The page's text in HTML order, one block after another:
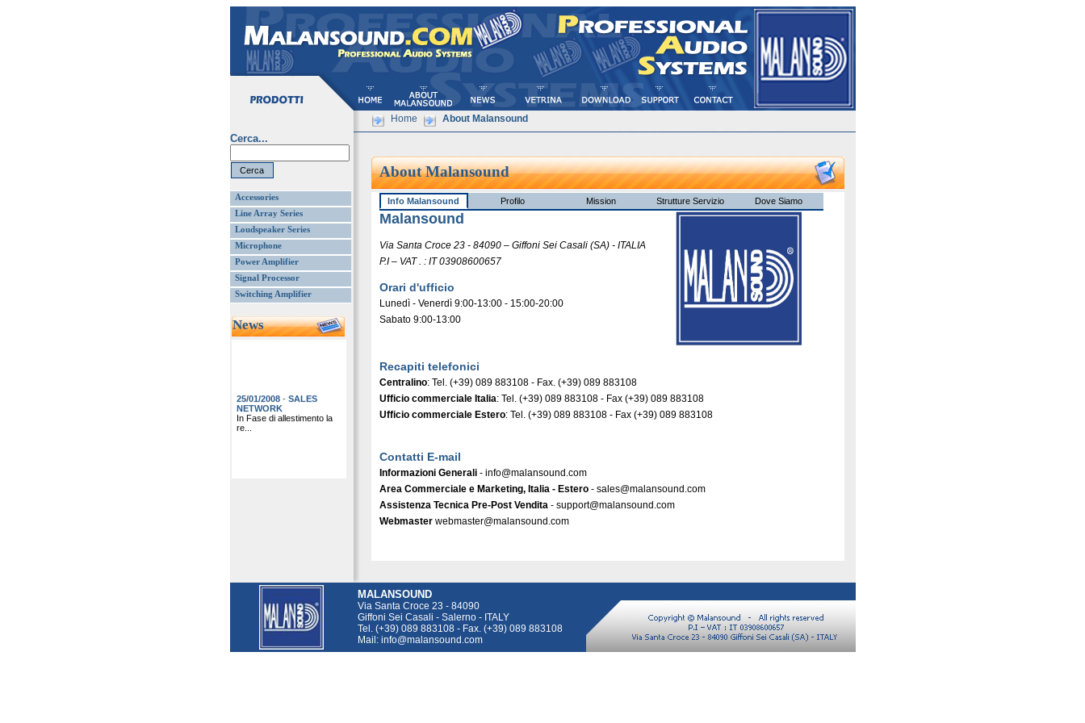
Home About Malansound
Cerca...
Accessories
Line Array Series
Loudspeaker Series
Microphone
Power Amplifier
Signal Processor
Switching Amplifier
News
25/01/2008- SALES
NETWORK
In Fase di allestimento la
re...
About Malansound
Malansound
Via Santa Croce 23 - 84090 – Giffoni Sei Casali (SA) - ITALIA
P.I – VAT . : IT 03908600657
Orari d'ufficio
Lunedì - Venerdì 9:00-13:00 - 15:00-20:00
Sabato 9:00-13:00
Recapiti telefonici
Centralino: Tel. (+39) 089 883108 - Fax. (+39) 089 883108
Ufficio commerciale Italia: Tel. (+39) 089 883108 - Fax (+39) 089 883108
Ufficio commerciale Estero: Tel. (+39) 089 883108 - Fax (+39) 089 883108
Contatti E-mail
Informazioni Generali- info@malansound.com
Area Commerciale e Marketing, Italia - Estero- sales@malansound.com
Assistenza Tecnica Pre-Post Vendita- support@malansound.com
Webmasterwebmaster@malansound.com
MALANSOUND
Via Santa Croce 23 - 84090
Giffoni Sei Casali - Salerno - ITALY
Tel. (+39) 089 883108 - Fax. (+39) 089 883108
Mail: info@malansound.com